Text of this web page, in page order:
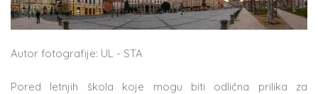
Autor fotografije: UL - STA
Pored letnjih škola koje mogu biti odlična prilika za